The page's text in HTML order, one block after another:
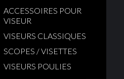
ACCESSOIRES POUR
VISEUR
VISEURS CLASSIQUES
SCOPES / VISETTES
VISEURS POULIES